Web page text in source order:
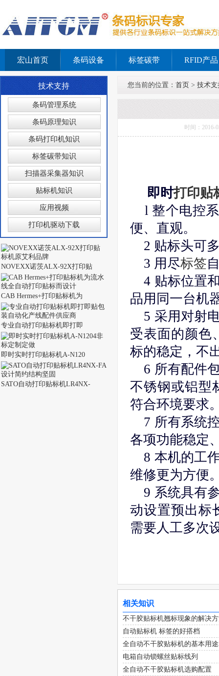
宏山首页 条码设备 标签碳带 RFID产品
技术支持
条码管理系统
条码原理知识
条码打印机知识
标签碳带知识
扫描器采集器知识
贴标机知识
应用视频
打印机驱动下载
NOVEXX诺茨ALX-92X打印贴
CAB Hermes+打印贴标机为
专业自动打印贴标机即打即
即时实时打印贴标机A-N120
SATO自动打印贴标机LR4NX-
您当前的位置： 首页 > 技术支
时间：
即时打印贴
l 整个电控系
便、直观。
2 贴标头可
3 用尽标签
4 贴标位置
品用同一台机
5 采用对射
受表面的颜色
标的稳定，不
6 所有配件
不锈钢或铝型
符合环境要求
7 所有系统
各项功能稳定
8 本机的工
维修更为方便
9 系统具有
动设置预出标
需要人工多次
相关知识
不干胶贴标机翘标现象的解决
自动贴标机 标签的好搭档
全自动不干胶贴标机的基本用
电箱自动锁螺丝贴标线列
全自动不干胶贴标机选购配置